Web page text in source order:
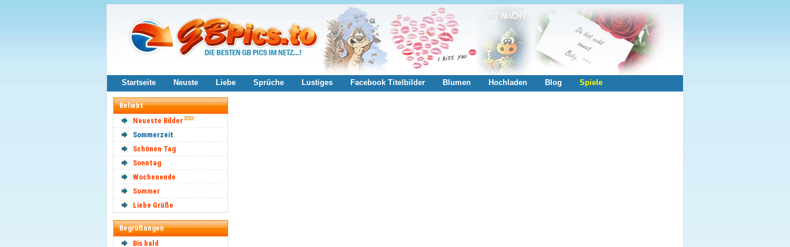
Startseite Neuste Liebe Sprüche Lustiges Facebook Titelbilder Blumen Hochladen Blog Spiele
Beliebt
Neueste Bilder
Sommerzeit
Schönen Tag
Sonntag
Wochenende
Sommer
Liebe Grüße
Begrüßungen
Bis bald